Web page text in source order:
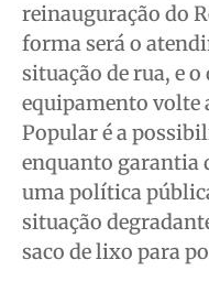
reinauguração do
forma será o
situação de rua, e
equipamento volte
Popular é a
enquanto garantia
uma política
situação
saco de lixo para